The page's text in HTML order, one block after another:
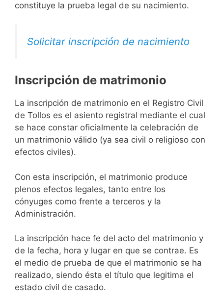
constituye la prueba legal de su nacimiento.
Solicitar inscripción de nacimiento
Inscripción de matrimonio
La inscripción de matrimonio en el Registro Civil
de Tollos es el asiento registral mediante el cual
se hace constar oficialmente la celebración de
un matrimonio válido (ya sea civil o religioso con
efectos civiles).
Con esta inscripción, el matrimonio produce
plenos efectos legales, tanto entre los
cónyuges como frente a terceros y la
Administración.
La inscripción hace fe del acto del matrimonio y
de la fecha, hora y lugar en que se contrae. Es
el medio de prueba de que el matrimonio se ha
realizado, siendo ésta el título que legitima el
estado civil de casado.